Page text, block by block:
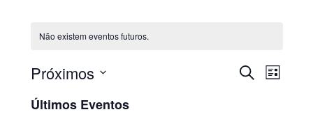
Não existem eventos futuros.
PESQUISAR
LISTA
Próximos
a
Últimos Eventos